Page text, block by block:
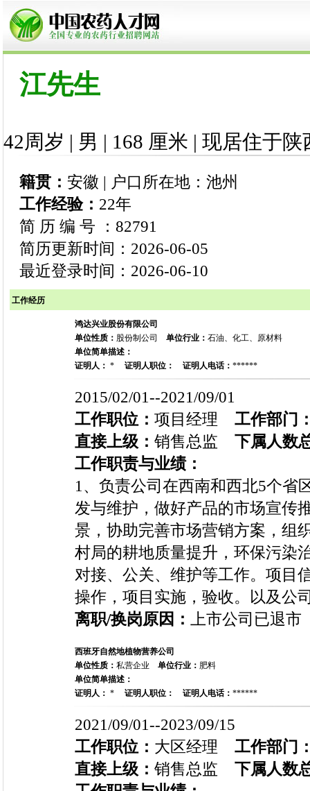
江先生
42周岁 | 男 | 168 厘米 | 现居住于陕
籍贯： 安徽 | 户口所在地：池州
工作经验： 22年
简 历 编 号 ：82791
简历更新时间：2026-06-05
最近登录时间：2026-06-10
工作经历
鸿达兴业股份有限公司
单位性质： 股份制公司 单位行业： 石油、化工、原材料
单位简单描述：
证明人： * 证明人职位： 证明人电话： ******
2015/02/01--2021/09/01
工作职位： 项目经理 工作部门
直接上级： 销售总监 下属人数
工作职责与业绩：
1、负责公司在西南和西北5个省
发与维护，做好产品的市场宣传
景，协助完善市场营销方案，组
村局的耕地质量提升，环保污染
对接、公关、维护等工作。项目
操作，项目实施，验收。以及公
离职/换岗原因： 上市公司已退市
西班牙自然地植物营养公司
单位性质： 私营企业 单位行业： 肥料
单位简单描述：
证明人： * 证明人职位： 证明人电话： ******
2021/09/01--2023/09/15
工作职位： 大区经理 工作部门
直接上级： 销售总监 下属人数